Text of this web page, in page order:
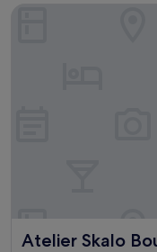
Bewertungen)
Atelier Skalo
Atelier Skalo